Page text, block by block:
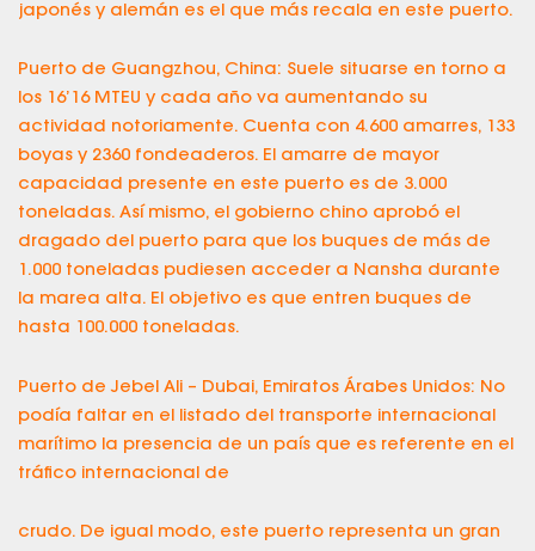
japonés y alemán es el que más recala en este puerto.
Puerto de Guangzhou, China: Suele situarse en torno a
los 16’16 MTEU y cada año va aumentando su
actividad notoriamente. Cuenta con 4.600 amarres, 133
boyas y 2360 fondeaderos. El amarre de mayor
capacidad presente en este puerto es de 3.000
toneladas. Así mismo, el gobierno chino aprobó el
dragado del puerto para que los buques de más de
1.000 toneladas pudiesen acceder a Nansha durante
la marea alta. El objetivo es que entren buques de
hasta 100.000 toneladas.
Puerto de Jebel Ali – Dubai, Emiratos Árabes Unidos: No
podía faltar en el listado del transporte internacional
marítimo la presencia de un país que es referente en el
tráfico internacional de
crudo. De igual modo, este puerto representa un gran